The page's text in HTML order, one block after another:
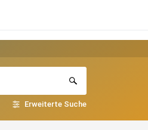
Erweiterte Suche